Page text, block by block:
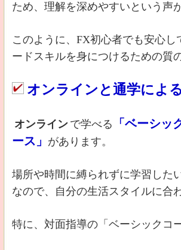
ため、理解を深めやすいという声
このように、FX初心者でも安心
ードスキルを身につけるための質
オンラインと通学によ
オンライン で学べる 「ベーシッ
ース」 があります。
場所や時間に縛られずに学習した
なので、自分の生活スタイルに合
特に、対面指導の「ベーシックコ